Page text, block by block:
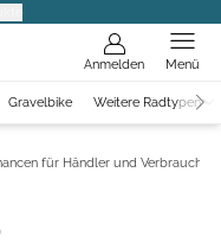
Anmelden Menü
Gravelbike Weitere Radtypen
für Händler und Verbraucher